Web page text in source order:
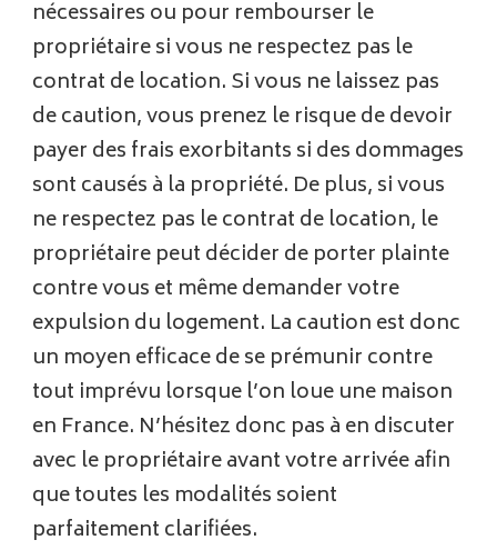
nécessaires ou pour rembourser le
propriétaire si vous ne respectez pas le
contrat de location. Si vous ne laissez pas
de caution, vous prenez le risque de devoir
payer des frais exorbitants si des dommages
sont causés à la propriété. De plus, si vous
ne respectez pas le contrat de location, le
propriétaire peut décider de porter plainte
contre vous et même demander votre
expulsion du logement. La caution est donc
un moyen efficace de se prémunir contre
tout imprévu lorsque l’on loue une maison
en France. N’hésitez donc pas à en discuter
avec le propriétaire avant votre arrivée afin
que toutes les modalités soient
parfaitement clarifiées.